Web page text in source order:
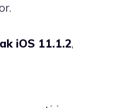
.
iOS 11.1.2,